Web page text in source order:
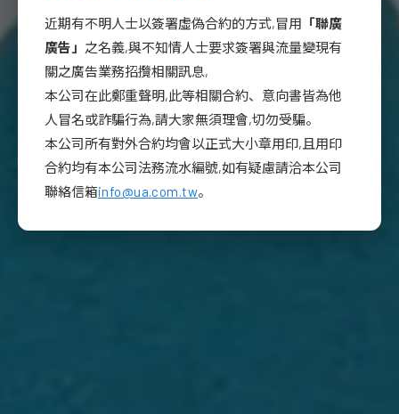
近期有不明人士以簽署虛偽合約的方式,冒用 「聯廣
廣告」 之名義,與不知情人士要求簽署與流量變現有
關之廣告業務招攬相關訊息,
本公司在此鄭重聲明,此等相關合約、意向書皆為他
人冒名或詐騙行為,請大家無須理會,切勿受騙。
本公司所有對外合約均會以正式大小章用印,且用印
合約均有本公司法務流水編號,如有疑慮請洽本公司
聯絡信箱info@ua.com.tw。